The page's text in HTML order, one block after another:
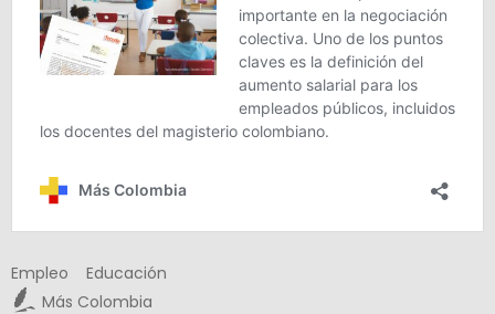
Empleo
Educación
Más Colombia